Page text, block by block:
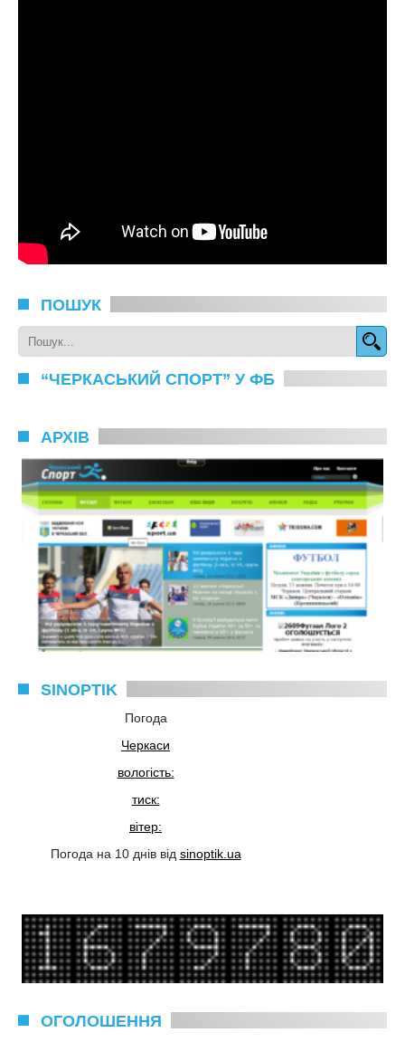
ПОШУК
“ЧЕРКАСЬКИЙ СПОРТ” У ФБ
АРХІВ
SINOPTIK
Погода
Черкаси
вологість:
тиск:
вітер:
Погода на 10 днів від sinoptik.ua
ОГОЛОШЕННЯ